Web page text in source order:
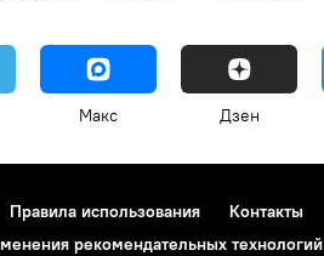
Макс Дзен
Правила использования Контакты
рекомендательных технологий